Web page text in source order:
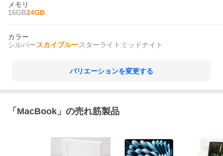
メモリ
16GB24GB
カラー
シルバー スカイブルースターライト ミッドナイト
バリエーションを変更する
「 MacBook 」の売れ筋製品